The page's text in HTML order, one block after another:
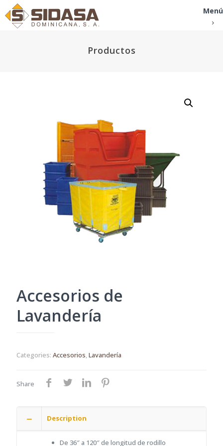
Menú
Productos
Accesorios de
Lavandería
Categories: Accesorios,Lavandería
Share
Description
De 36″ a 120″ de longitud de rodillo